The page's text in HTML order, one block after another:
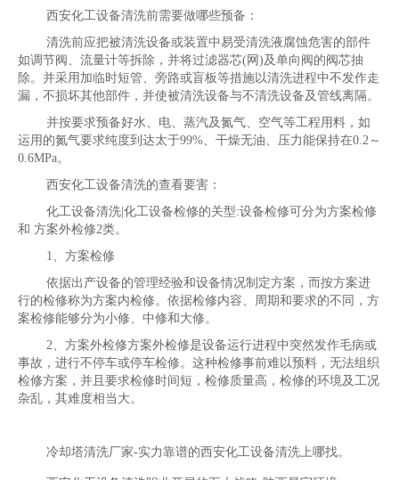
西安化工设备清洗前需要做哪些预备：
清洗前应把被清洗设备或装置中易受清洗液腐蚀危害的部件
如调节阀、流量计等拆除，并将过滤器芯(网)及单向阀的阀芯抽
除。并采用加临时短管、旁路或盲板等措施以清洗进程中不发作走
漏，不损坏其他部件，并使被清洗设备与不清洗设备及管线离隔。
并按要求预备好水、电、蒸汽及氮气、空气等工程用料，如
运用的氮气要求纯度到达太于99%、干燥无油、压力能保持在0.2～
0.6MPa。
西安化工设备清洗的查看要害：
化工设备清洗|化工设备检修的关型:设备检修可分为方案检修
和 方案外检修2类。
1、方案检修
依据出产设备的管理经验和设备情况制定方案，而按方案进
行的检修称为方案内检修。依据检修内容、周期和要求的不同，方
案检修能够分为小修、中修和大修。
2、方案外检修方案外检修是设备运行进程中突然发作毛病或
事故，进行不停车或停车检修。这种检修事前难以预料，无法组织
检修方案，并且要求检修时间短，检修质量高，检修的环境及工况
杂乱，其难度相当大。
冷却塔清洗厂家-实力靠谱的西安化工设备清洗上哪找。